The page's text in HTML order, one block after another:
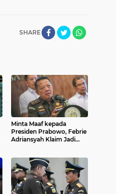
SHARE
Minta Maaf kepada
Presiden Prabowo, Febrie
Adriansyah Klaim Jadi
Pengadilan